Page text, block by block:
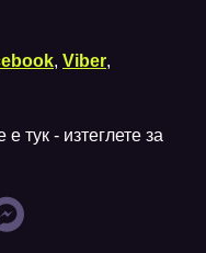
, Viber,
тук - изтеглете за